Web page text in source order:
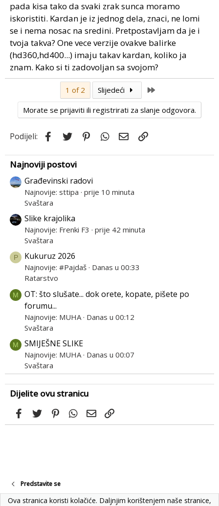
pada kisa tako da svaki zrak sunca moramo
iskoristiti. Kardan je iz jednog dela, znaci, ne lomi
se i nema nosac na sredini. Pretpostavljam da je i
tvoja takva? One vece verzije ovakve balirke
(hd360,hd400...) imaju takav kardan, koliko ja
znam. Kako si ti zadovoljan sa svojom?
1 of 2 Slijedeći
Morate se prijaviti ili registrirati za slanje odgovora.
Podijeli: Facebook
Twitter PinterestWhatsApp
Email
Najnoviji postovi
Građevinski radovi
Najnovije: sttipa prije 10 minuta
Svaštara
Slike krajolika
Najnovije: Frenki F3
prije 42 minuta
Svaštara
P Kukuruz 2026
Najnovije: #Pajdaš Danas u 00:33
Ratarstvo
M
OT: što slušate... dok orete, kopate, pišete po
forumu...
Najnovije: MUHA Danas u 00:12
Svaštara
M SMIJEŠNE SLIKE
Najnovije: MUHA Danas u 00:07
Svaštara
Dijelite ovu stranicu
FacebookTwitterPinterestWhatsApp
Email
Predstavite se
Ova stranica koristi kolačiće. Daljnjim korištenjem naše stranice,